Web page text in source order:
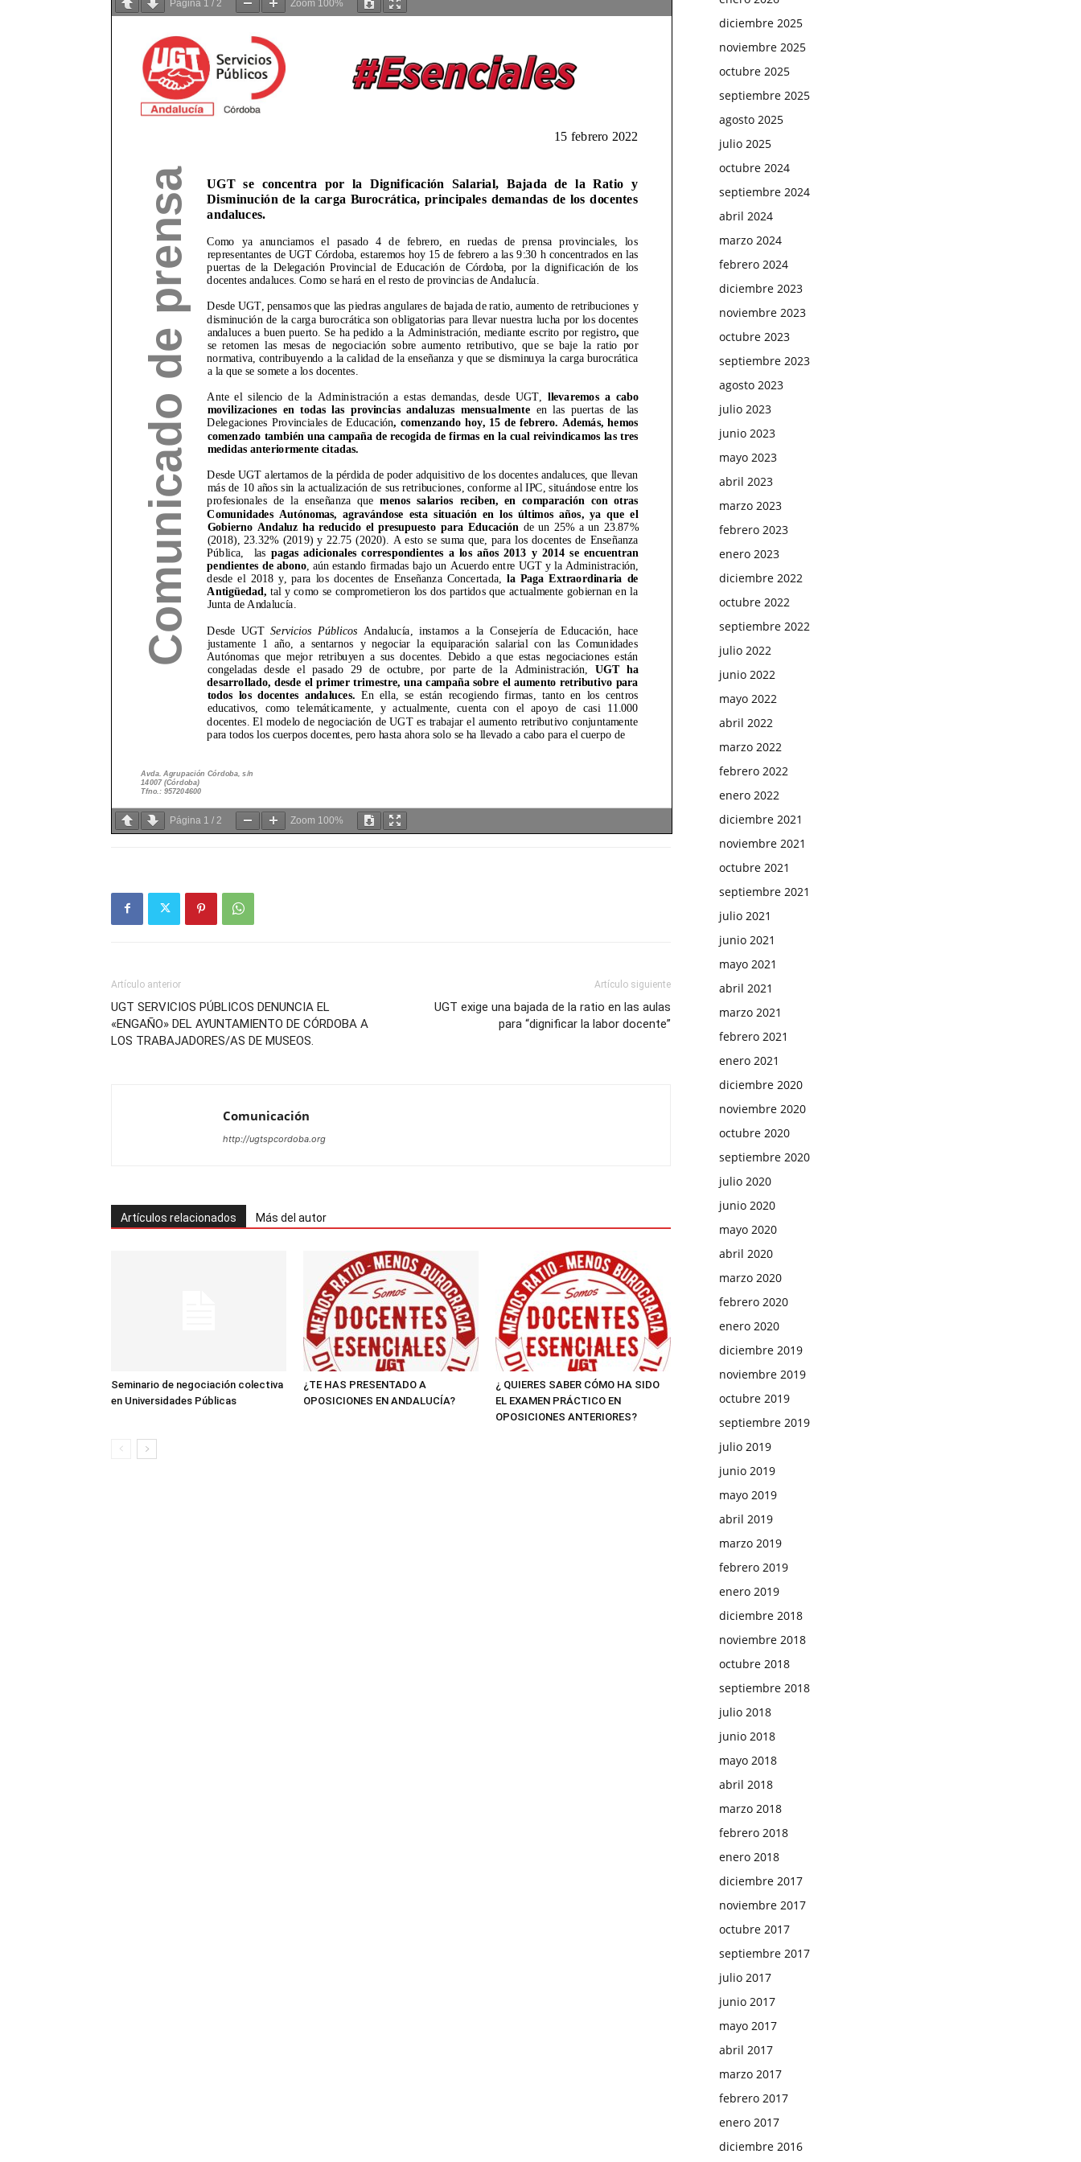
Página 1 / 2 Zoom 100%
Página 1 / 2 Zoom 100%
Artículo anterior
UGT SERVICIOS PÚBLICOS DENUNCIA EL
«ENGAÑO» DEL AYUNTAMIENTO DE CÓRDOBA A
LOS TRABAJADORES/AS DE MUSEOS.
Artículo siguiente
UGT exige una bajada de la ratio en las aulas
para “dignificar la labor docente”
Comunicación
http://ugtspcordoba.org
Artículos relacionados Más del autor
Seminario de negociación colectiva
en Universidades Públicas
¿TE HAS PRESENTADO A
OPOSICIONES EN ANDALUCÍA?
¿ QUIERES SABER CÓMO HA SIDO
EL EXAMEN PRÁCTICO EN
OPOSICIONES ANTERIORES?
diciembre 2025
noviembre 2025
octubre 2025
septiembre 2025
agosto 2025
julio 2025
octubre 2024
septiembre 2024
abril 2024
marzo 2024
febrero 2024
diciembre 2023
noviembre 2023
octubre 2023
septiembre 2023
agosto 2023
julio 2023
junio 2023
mayo 2023
abril 2023
marzo 2023
febrero 2023
enero 2023
diciembre 2022
octubre 2022
septiembre 2022
julio 2022
junio 2022
mayo 2022
abril 2022
marzo 2022
febrero 2022
enero 2022
diciembre 2021
noviembre 2021
octubre 2021
septiembre 2021
julio 2021
junio 2021
mayo 2021
abril 2021
marzo 2021
febrero 2021
enero 2021
diciembre 2020
noviembre 2020
octubre 2020
septiembre 2020
julio 2020
junio 2020
mayo 2020
abril 2020
marzo 2020
febrero 2020
enero 2020
diciembre 2019
noviembre 2019
octubre 2019
septiembre 2019
julio 2019
junio 2019
mayo 2019
abril 2019
marzo 2019
febrero 2019
enero 2019
diciembre 2018
noviembre 2018
octubre 2018
septiembre 2018
julio 2018
junio 2018
mayo 2018
abril 2018
marzo 2018
febrero 2018
enero 2018
diciembre 2017
noviembre 2017
octubre 2017
septiembre 2017
julio 2017
junio 2017
mayo 2017
abril 2017
marzo 2017
febrero 2017
enero 2017
diciembre 2016